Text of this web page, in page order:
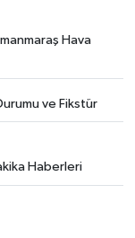
Hava
ve Fikstür
Haberleri